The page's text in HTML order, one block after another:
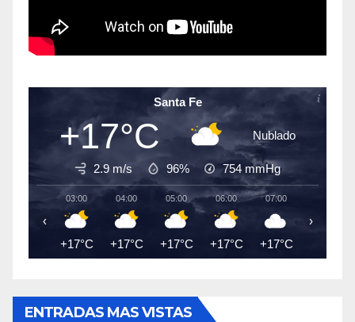
Santa Fe
+17°C Nublado
2.9 m/s 96% 754 mmHg
03:00
+17°C
04:00
+17°C
05:00
+17°C
06:00
+17°C
07:00
+17°C
‹ ›
ENTRADAS MAS VISTAS